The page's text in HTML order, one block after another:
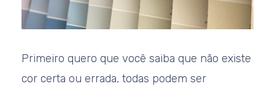
Primeiro quero que você saiba que não existe
cor certa ou errada, todas podem ser